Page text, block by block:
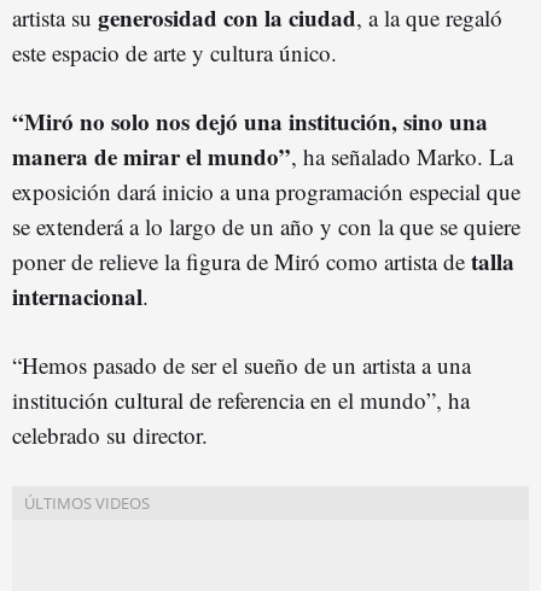
artista su generosidad con la ciudad, a la que regaló
este espacio de arte y cultura único.
“Miró no solo nos dejó una institución, sino una
manera de mirar el mundo”, ha señalado Marko. La
exposición dará inicio a una programación especial que
se extenderá a lo largo de un año y con la que se quiere
poner de relieve la figura de Miró como artista de talla
internacional.
“Hemos pasado de ser el sueño de un artista a una
institución cultural de referencia en el mundo”, ha
celebrado su director.